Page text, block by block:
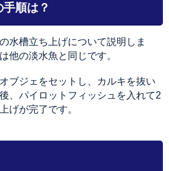
順は？
水槽立ち上げについて説明しま
他の淡水魚と同じです。
ブジェをセットし、カルキを抜い
、パイロットフィッシュを入れて2
げが完了です。